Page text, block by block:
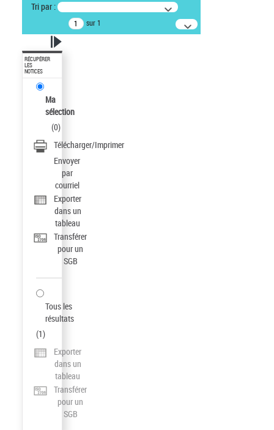
Tri par :
sur 1
RÉCUPÉRER
LES
NOTICES
Ma
sélection
(0)
Télécharger/Imprimer
Envoyer
par
courriel
Exporter
dans un
tableau
Transférer
pour un
SGB
Tous les
résultats
(1)
Exporter
dans un
tableau
Transférer
pour un
SGB